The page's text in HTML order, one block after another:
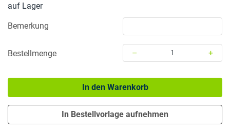
auf Lager
Bemerkung
Bestellmenge –
+
In den Warenkorb
In Bestellvorlage aufnehmen